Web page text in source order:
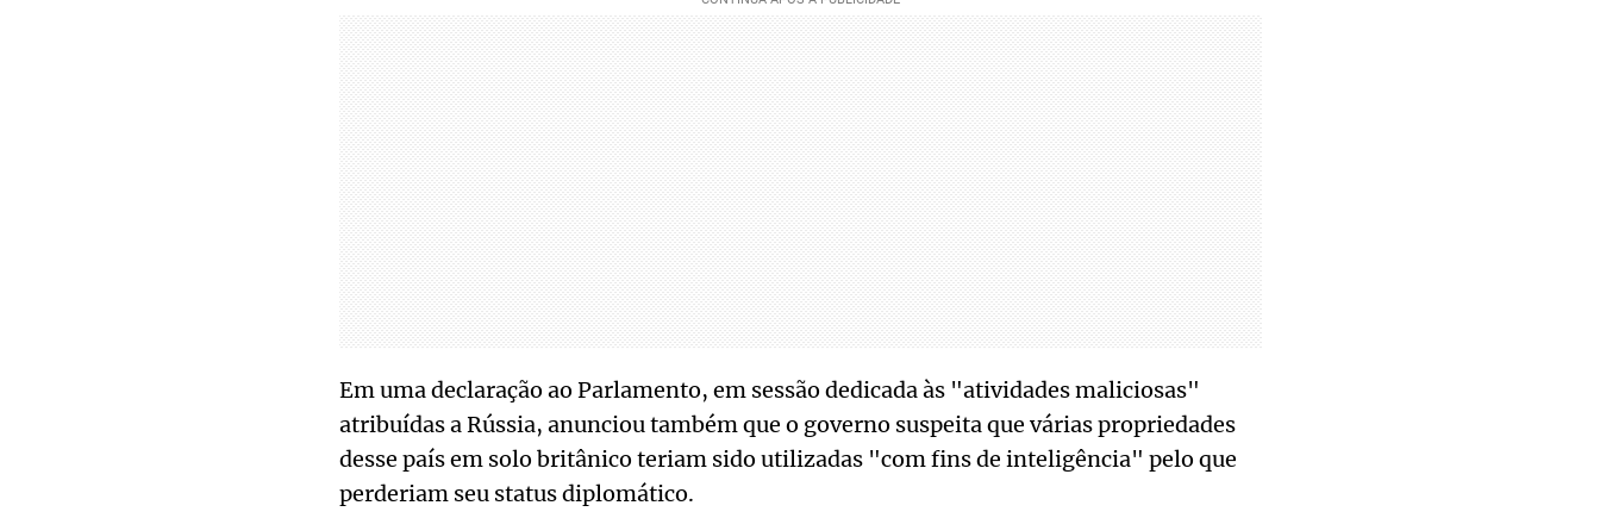
Em uma declaração ao Parlamento, em sessão dedicada às "atividades maliciosas"
atribuídas a Rússia, anunciou também que o governo suspeita que várias propriedades
desse país em solo britânico teriam sido utilizadas "com fins de inteligência" pelo que
perderiam seu status diplomático.